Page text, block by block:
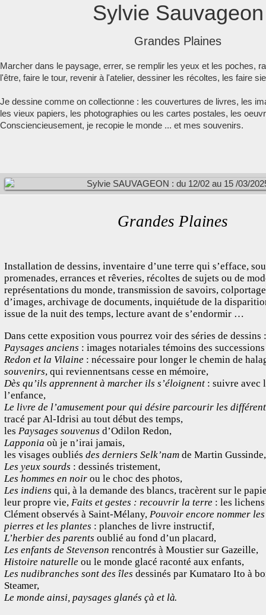
Sylvie Sauvageon
Grandes Plaines
Marcher dans le paysage, errer, se remplir les yeux et les poches,
l'être, faire le tour, revenir à l'atelier, dessiner les récoltes, les faire
Je dessine comme on collectionne : les couvertures de livres, les
les vieux papiers, les photographies ou les cartes postales, les
Consciencieusement, je recopie le monde ... et mes souvenirs.
Grandes Plaines
Installation de dessins, inventaire d’une terre qui s’efface,
promenades, errances et rêveries, récoltes de sujets ou de
représentations du monde, transmission de savoirs,
d’images, archivage de documents, inquiétude de la
issue de la nuit des temps, lecture avant de s’endormir …
Dans cette exposition vous pourrez voir des séries de dessins :
Paysages anciens : images notariales témoins des
Redon et la Vilaine : nécessaire pour longer le chemin de
souvenirs, qui reviennentsans cesse en mémoire,
Dès qu’ils apprennent à marcher ils s’éloignent : suivre avec
l’enfance,
Le livre de l’amusement pour qui désire parcourir les
tracé par Al-Idrisi au tout début des temps,
les Paysages souvenus d’Odilon Redon,
Lapponia où je n’irai jamais,
les visages oubliés des derniers Selk’nam de Martin Gussinde,
Les yeux sourds : dessinés tristement,
Les hommes en noir ou le choc des photos,
Les indiens qui, à la demande des blancs, tracèrent sur le
leur propre vie, Faits et gestes : recouvrir la terre : les
Clément observés à Saint-Mélany, Pouvoir encore nommer
pierres et les plantes : planches de livre instructif,
L’herbier des parents oublié au fond d’un placard,
Les enfants de Stevenson rencontrés à Moustier sur Gazeille,
Histoire naturelle ou le monde glacé raconté aux enfants,
Les nudibranches sont des îles dessinés par Kumataro Ito à
Steamer,
Le monde ainsi, paysages glanés çà et là.